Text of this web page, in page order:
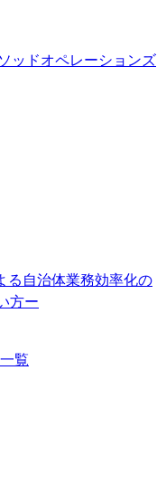
ッドオペレーションズ
る自治体業務効率化の
方ー
覧